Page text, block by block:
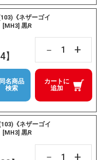
《ネザーゴイ
黒R
－ +
カートに
追加
同名商品
検索
《ネザーゴイ
黒R
－ +